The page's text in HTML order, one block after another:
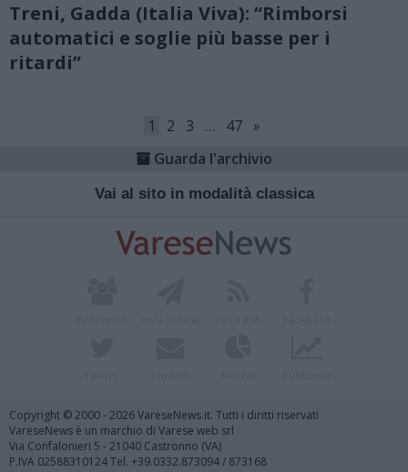
Treni, Gadda (Italia Viva): “Rimborsi
automatici e soglie più basse per i
ritardi”
1 2 3 … 47 »
Guarda l'archivio
Vai al sito in modalità classica
Copyright © 2000 - 2026 VareseNews.it. Tutti i diritti riservati
VareseNews è un marchio di Varese web srl
Via Confalonieri 5 - 21040 Castronno (VA)
P.IVA 02588310124 Tel. +39.0332.873094 / 873168